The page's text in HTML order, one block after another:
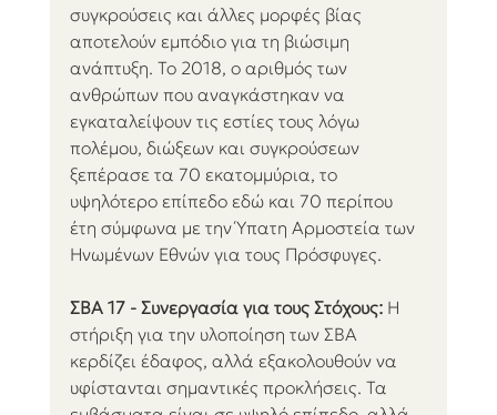
συγκρούσεις και άλλες μορφές βίας
αποτελούν εμπόδιο για τη βιώσιμη
ανάπτυξη. Το 2018, ο αριθμός των
ανθρώπων που αναγκάστηκαν να
εγκαταλείψουν τις εστίες τους λόγω
πολέμου, διώξεων και συγκρούσεων
ξεπέρασε τα 70 εκατομμύρια, το
υψηλότερο επίπεδο εδώ και 70 περίπου
έτη σύμφωνα με την Ύπατη Αρμοστεία των
Ηνωμένων Εθνών για τους Πρόσφυγες.
ΣΒΑ 17 - Συνεργασία για τους Στόχους: Η
στήριξη για την υλοποίηση των ΣΒΑ
κερδίζει έδαφος, αλλά εξακολουθούν να
υφίστανται σημαντικές προκλήσεις. Τα